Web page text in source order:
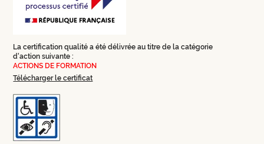
La certification qualité a été délivrée au titre de la catégorie
d'action suivante :
ACTIONS DE FORMATION
Télécharger le certificat